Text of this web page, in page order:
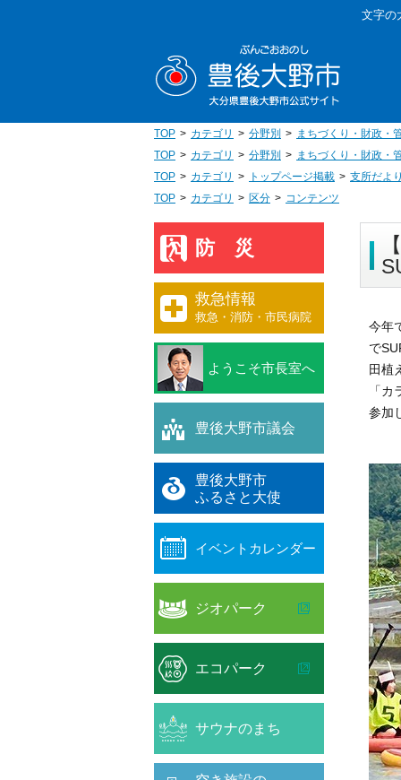
移
文字の
TOP カテゴリ 分野別
まちづくり・財政・
TOP
カテゴリ 分野別
まちづくり・財政・
TOP
カテゴリ トップページ掲載
支所だよ
TOP
カテゴリ 区分 コンテンツ
今年
で
田植
「
参加
防災
救急情報
救急・消防・市民病院
ようこそ市長室へ
豊後大野市議会
豊後大野市
ふるさと大使
イベントカレンダー
ジオパーク
エコパーク
サウナのまち